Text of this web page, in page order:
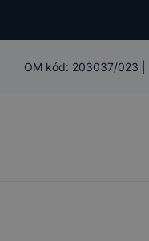
OM kód: 203037/023